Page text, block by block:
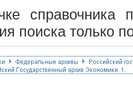
справочника
поиска только